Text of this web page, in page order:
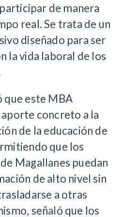
de manera
real. Se trata de un
diseñado para ser
la vida laboral de los
que este MBA
concreto a la
de la educación de
que los
Magallanes puedan
de alto nivel sin
a otras
señaló que los